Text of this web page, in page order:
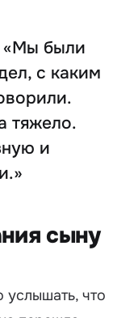
«Мы были
с каким
тяжело.
и
сыну
услышать, что